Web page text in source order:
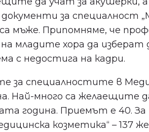
за специалност
мъже. Припомняме, че
младите хора да изберат
с недостига на кадри.
специалностите в
Най-много са желаещите
година. Приемът е 40. За
козметика“ – 137
за
Бъдете
клиники